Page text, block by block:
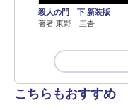
殺人の門 下 新装版
著者 東野 圭吾
こちらもおすすめ